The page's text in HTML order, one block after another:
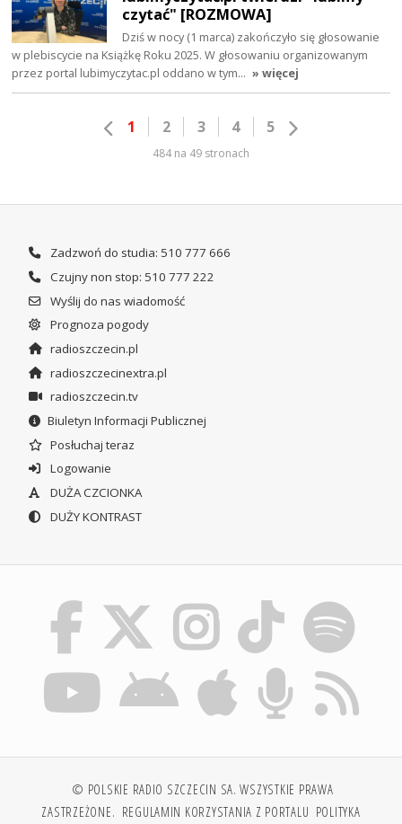
czytać" [ROZMOWA]
Dziś w nocy (1 marca) zakończyło się głosowanie
w plebiscycie na Książkę Roku 2025. W głosowaniu organizowanym
przez portal lubimyczytac.pl oddano w tym… » więcej
1 2 3 4 5
484 na 49 stronach
Zadzwoń do studia: 510 777 666
Czujny non stop: 510 777 222
Wyślij do nas wiadomość
Prognoza pogody
radioszczecin.pl
radioszczecinextra.pl
radioszczecin.tv
Biuletyn Informacji Publicznej
Posłuchaj teraz
Logowanie
DUŻA CZCIONKA
DUŻY KONTRAST
© POLSKIE RADIO SZCZECIN SA. WSZYSTKIE PRAWA
ZASTRZEŻONE. REGULAMIN KORZYSTANIA Z PORTALU POLITYKA